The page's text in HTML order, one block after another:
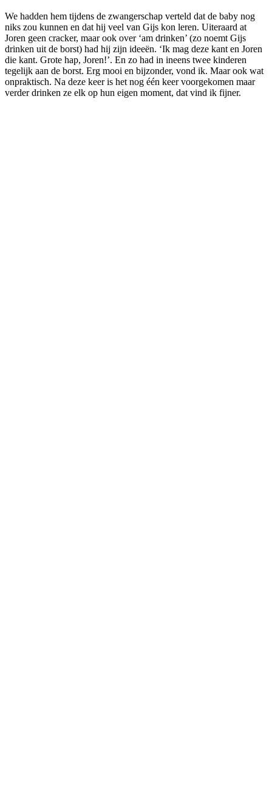
We hadden hem tijdens de zwangerschap verteld dat de baby nog
niks zou kunnen en dat hij veel van Gijs kon leren. Uiteraard at
Joren geen cracker, maar ook over ‘am drinken’ (zo noemt Gijs
drinken uit de borst) had hij zijn ideeën. ‘Ik mag deze kant en Joren
die kant. Grote hap, Joren!’. En zo had in ineens twee kinderen
tegelijk aan de borst. Erg mooi en bijzonder, vond ik. Maar ook wat
onpraktisch. Na deze keer is het nog één keer voorgekomen maar
verder drinken ze elk op hun eigen moment, dat vind ik fijner.